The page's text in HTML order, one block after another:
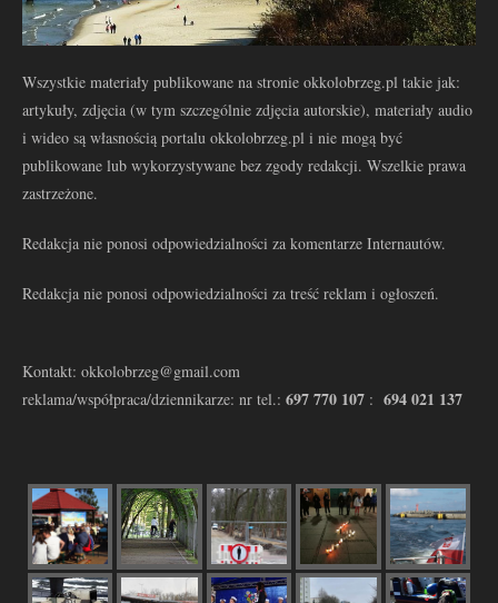
Wszystkie materiały publikowane na stronie okkolobrzeg.pl takie jak:
artykuły, zdjęcia (w tym szczególnie zdjęcia autorskie), materiały audio
i wideo są własnością portalu okkolobrzeg.pl i nie mogą być
publikowane lub wykorzystywane bez zgody redakcji. Wszelkie prawa
zastrzeżone.
Redakcja nie ponosi odpowiedzialności za komentarze Internautów.
Redakcja nie ponosi odpowiedzialności za treść reklam i ogłoszeń.
Kontakt: okkolobrzeg@gmail.com
reklama/współpraca/dziennikarze: nr tel.: 697 770 107 : 694 021 137